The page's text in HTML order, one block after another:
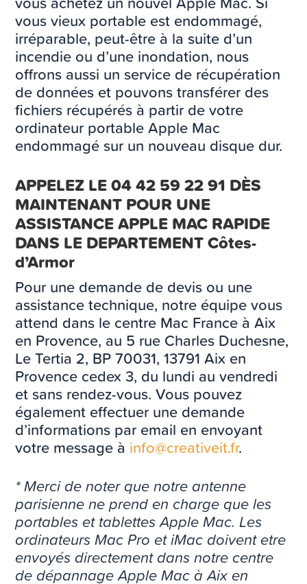
vous vieux portable est endommagé,
irréparable, peut-être à la suite d’un
incendie ou d’une inondation, nous
offrons aussi un service de récupération
de données et pouvons transférer des
fichiers récupérés à partir de votre
ordinateur portable Apple Mac
endommagé sur un nouveau disque dur.
APPELEZ LE 04 42 59 22 91 DÈS
MAINTENANT POUR UNE
ASSISTANCE APPLE MAC RAPIDE
DANS LE DEPARTEMENT Côtes-
d’Armor
Pour une demande de devis ou une
assistance technique, notre équipe vous
attend dans le centre Mac France à Aix
en Provence, au 5 rue Charles Duchesne,
Le Tertia 2, BP 70031, 13791 Aix en
Provence cedex 3, du lundi au vendredi
et sans rendez-vous. Vous pouvez
également effectuer une demande
d’informations par email en envoyant
votre message à info@creativeit.fr.
* Merci de noter que notre antenne
parisienne ne prend en charge que les
portables et tablettes Apple Mac. Les
ordinateurs Mac Pro et iMac doivent etre
envoyés directement dans notre centre
de dépannage Apple Mac à Aix en